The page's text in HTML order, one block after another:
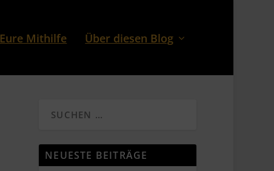
Eure Mithilfe Über diesen Blog
NEUESTE BEITRÄGE